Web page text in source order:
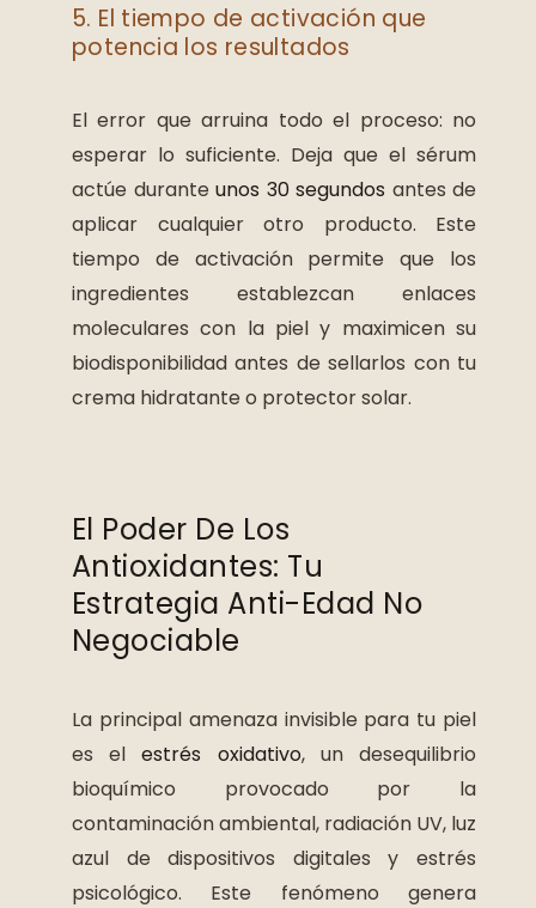
5. El tiempo de activación que
potencia los resultados
El error que arruina todo el proceso: no
esperar lo suficiente. Deja que el sérum
actúe durante unos 30 segundos antes de
aplicar cualquier otro producto. Este
tiempo de activación permite que los
ingredientes establezcan enlaces
moleculares con la piel y maximicen su
biodisponibilidad antes de sellarlos con tu
crema hidratante o protector solar.
El Poder De Los
Antioxidantes: Tu
Estrategia Anti-Edad No
Negociable
La principal amenaza invisible para tu piel
es elestrés oxidativo, un desequilibrio
bioquímico provocado por la
contaminación ambiental, radiación UV, luz
azul de dispositivos digitales y estrés
psicológico. Este fenómeno genera